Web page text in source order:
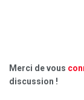
Merci de vous
discussion !